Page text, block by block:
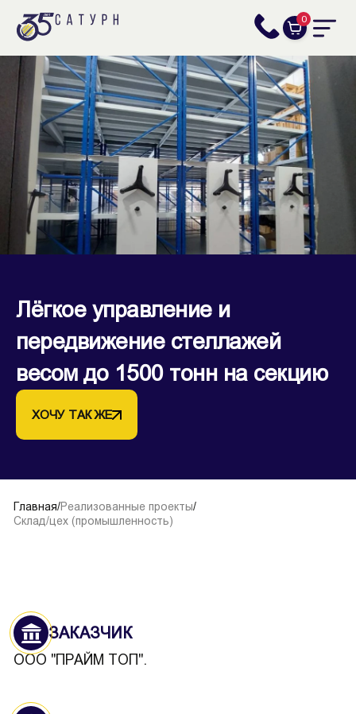
0
Лёгкое управление и
передвижение стеллажей
весом до 1500 тонн на секцию
ХОЧУ ТАК ЖЕ
Главная/Реализованные проекты/
Склад/цех (промышленность)
ЗАКАЗЧИК
ООО "ПРАЙМ ТОП".